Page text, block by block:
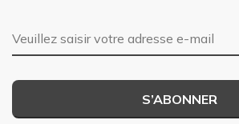
Adresse e-mail
S’ABONNER